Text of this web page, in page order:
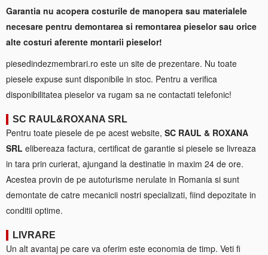
Garantia nu acopera costurile de manopera sau materialele
necesare pentru demontarea si remontarea pieselor sau orice
alte costuri aferente montarii pieselor!
piesedindezmembrari.ro este un site de prezentare. Nu toate
piesele expuse sunt disponibile in stoc. Pentru a verifica
disponibilitatea pieselor va rugam sa ne contactati telefonic!
SC RAUL&ROXANA SRL
Pentru toate piesele de pe acest website, SC RAUL & ROXANA
SRL elibereaza factura, certificat de garantie si piesele se livreaza
in tara prin curierat, ajungand la destinatie in maxim 24 de ore.
Acestea provin de pe autoturisme nerulate in Romania si sunt
demontate de catre mecanicii nostri specializati, fiind depozitate in
conditii optime.
LIVRARE
Un alt avantaj pe care va oferim este economia de timp. Veti fi